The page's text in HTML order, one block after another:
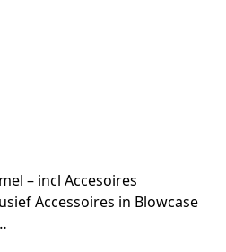
– incl Accesoires
Accessoires in Blowcase